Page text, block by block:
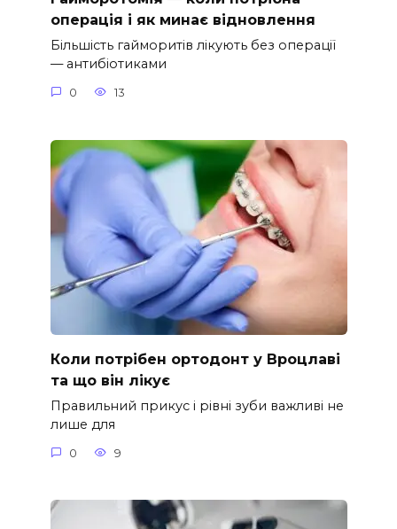
операція і як минає відновлення
Більшість гайморитів лікують без операції
— антибіотиками
0 13
Коли потрібен ортодонт у Вроцлаві
та що він лікує
Правильний прикус і рівні зуби важливі не
лише для
0 9